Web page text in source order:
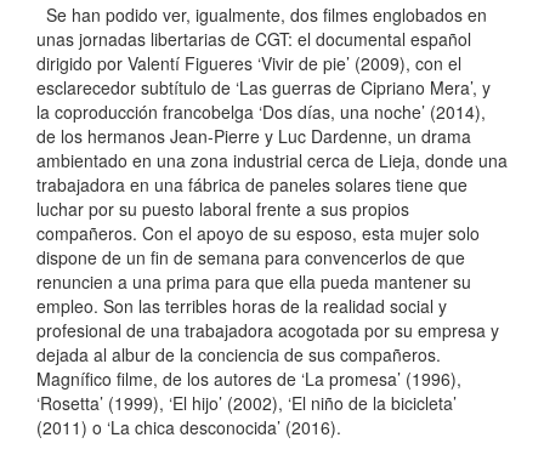
Se han podido ver, igualmente, dos filmes englobados en
unas jornadas libertarias de CGT: el documental español
dirigido por Valentí Figueres ‘Vivir de pie’ (2009), con el
esclarecedor subtítulo de ‘Las guerras de Cipriano Mera’, y
la coproducción francobelga ‘Dos días, una noche’ (2014),
de los hermanos Jean-Pierre y Luc Dardenne, un drama
ambientado en una zona industrial cerca de Lieja, donde una
trabajadora en una fábrica de paneles solares tiene que
luchar por su puesto laboral frente a sus propios
compañeros. Con el apoyo de su esposo, esta mujer solo
dispone de un fin de semana para convencerlos de que
renuncien a una prima para que ella pueda mantener su
empleo. Son las terribles horas de la realidad social y
profesional de una trabajadora acogotada por su empresa y
dejada al albur de la conciencia de sus compañeros.
Magnífico filme, de los autores de ‘La promesa’ (1996),
‘Rosetta’ (1999), ‘El hijo’ (2002), ‘El niño de la bicicleta’
(2011) o ‘La chica desconocida’ (2016).